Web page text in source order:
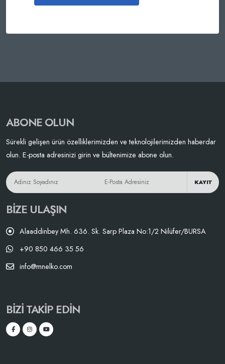
ABONE OLUN
Sürekli gelişen ürün özelliklerimizden ve teknolojilerimizden haberdar
olun. E-posta adresinizi girin ve bültenimize abone olun.
KAYIT
BIZE ULAŞIN
Alaaddinbey Mh. 636. Sk. Sarp Plaza No:1/2 Nilüfer/BURSA
+90 850 466 35 56
info@mnelko.com
BIZI TAKIP EDIN